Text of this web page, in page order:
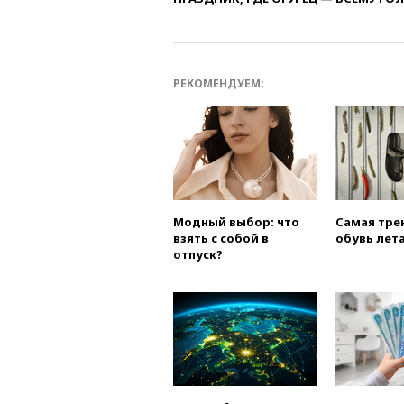
РЕКОМЕНДУЕМ:
Модный выбор: что
взять с собой в
отпуск?
Самая
обувь